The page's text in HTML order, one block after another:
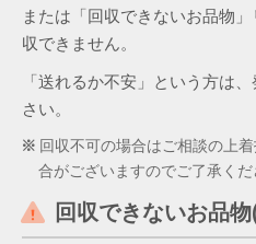
または「回収できないお品物
収できません。
「送れるか不安」という方は
さい。
回収不可の場合はご相談の上
合がございますのでご了承くだ
回収できないお品